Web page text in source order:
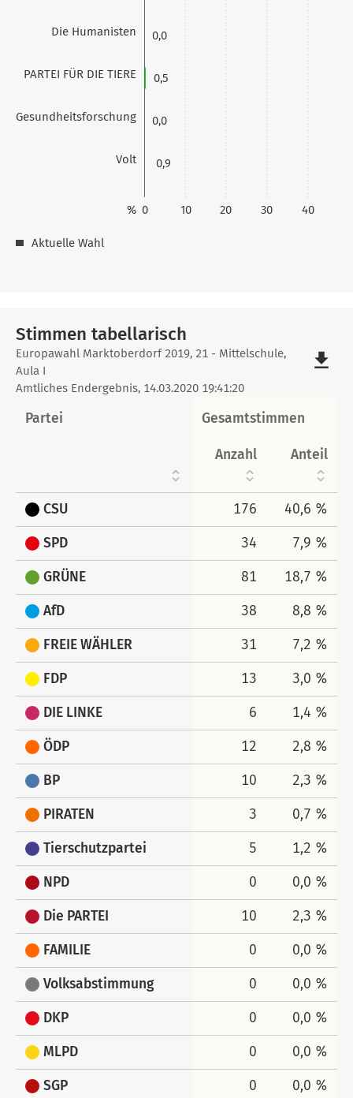
Die Humanisten
PARTEI FÜR DIE TIERE
Gesundheitsforschung
Volt
0 10 20 30 40
%
0,0
0,5
0,0
0,9
Aktuelle Wahl
Stimmen tabellarisch
Stimmen
tabellarisch
Europawahl Marktoberdorf 2019, 21 - Mittelschule,
Aula I
Amtliches Endergebnis, 14.03.2020 19:41:20
file_download
Partei Gesamtstimmen
Anzahl Anteil
CSU 176 40,6 %
SPD 34 7,9 %
GRÜNE 81 18,7 %
AfD 38 8,8 %
FREIE WÄHLER 31 7,2 %
FDP 13 3,0 %
DIE LINKE 6 1,4 %
ÖDP 12 2,8 %
BP 10 2,3 %
PIRATEN 3 0,7 %
Tierschutzpartei 5 1,2 %
NPD 0 0,0 %
Die PARTEI 10 2,3 %
FAMILIE 0 0,0 %
Volksabstimmung 0 0,0 %
DKP 0 0,0 %
MLPD 0 0,0 %
SGP 0 0,0 %